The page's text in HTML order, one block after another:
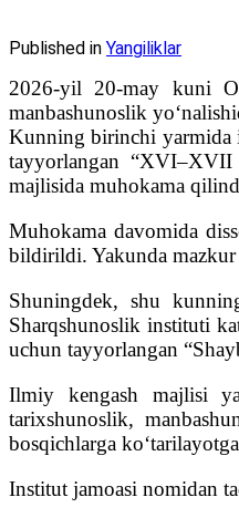
Published in Yangiliklar
2026-yil 20-may kuni
manbashunoslik
Kunning birinchi yarmida
tayyorlangan “XVI–XVII
majlisida muhokama
Muhokama davomida
bildirildi. Yakunda
Shuningdek, shu
Sharqshunoslik instituti
uchun tayyorlangan
Ilmiy kengash majlisi
tarixshunoslik,
bosqichlarga
Institut jamoasi nomidan